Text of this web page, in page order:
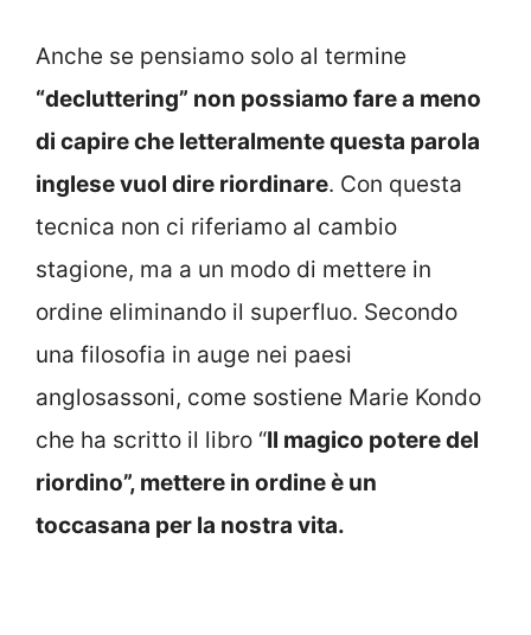
Anche se pensiamo solo al termine
“decluttering” non possiamo fare a meno
di capire che letteralmente questa parola
inglese vuol dire riordinare. Con questa
tecnica non ci riferiamo al cambio
stagione, ma a un modo di mettere in
ordine eliminando il superfluo. Secondo
una filosofia in auge nei paesi
anglosassoni, come sostiene Marie Kondo
che ha scritto il libro “Il magico potere del
riordino”, mettere in ordine è un
toccasana per la nostra vita.